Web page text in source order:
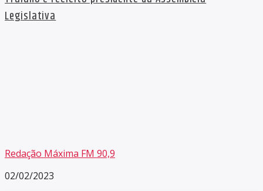
Legislativa
Redação Máxima FM 90,9
02/02/2023